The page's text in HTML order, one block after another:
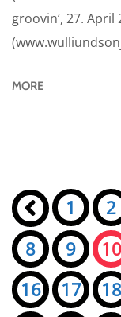
groovin‘, 27. April
MORE
Seiten:
« 1 2
8
9 10
16
17 18